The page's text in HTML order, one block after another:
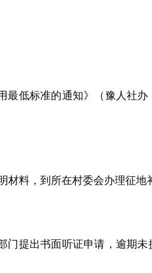
低标准的通知》（豫人社办
料，到所在村委会办理征地
提出书面听证申请，逾期未